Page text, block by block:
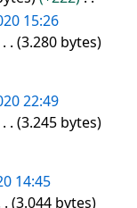
15:26
3.280 bytes
22:49
3.245 bytes
14:45
3.044 bytes